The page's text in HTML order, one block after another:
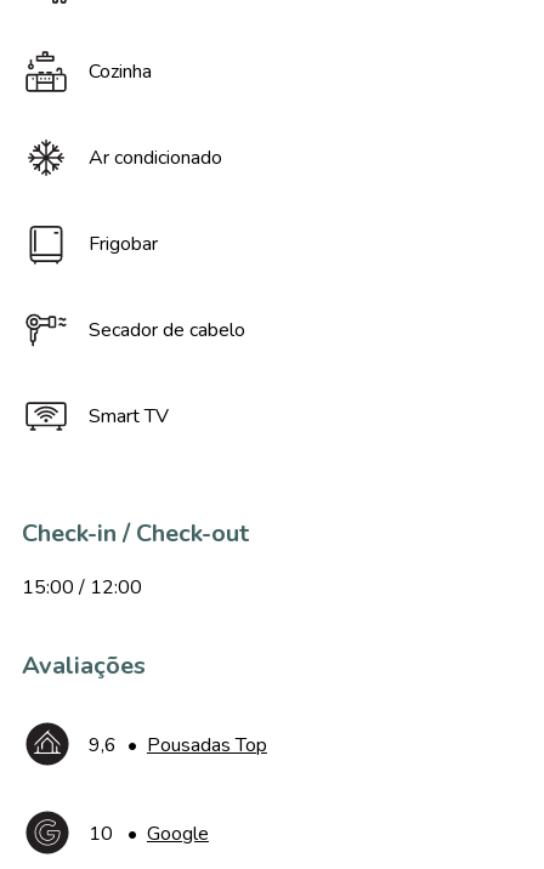
Cozinha
Ar condicionado
Frigobar
Secador de cabelo
Smart TV
Check-in / Check-out
15:00 / 12:00
Avaliações
9,6 • Pousadas Top
10 • Google